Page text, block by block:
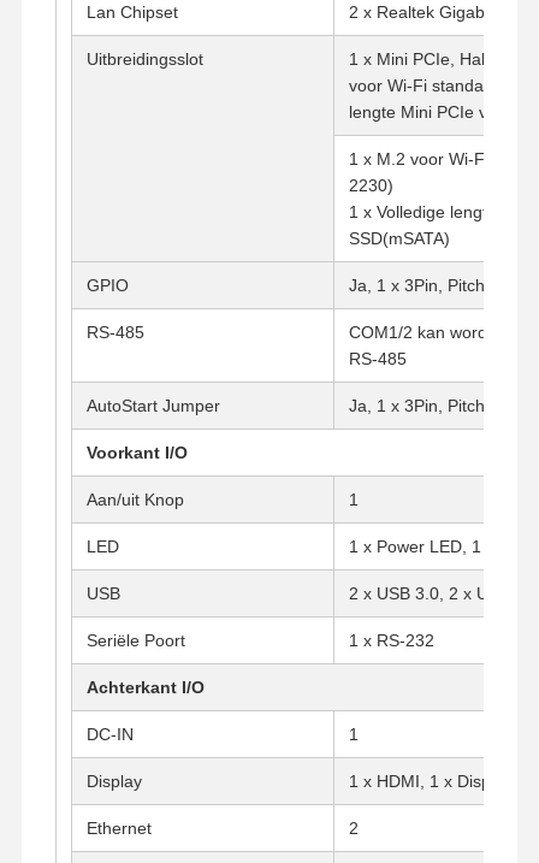
Thuis Producten Over Ons Fabrieksreis
Kwaliteitscont
Role
Contacteer
Praatje Nu
Firewall Mini PC
Lan Chipset 2 x Realtek Gigabit LAN
Uitbreidingsslot
1 x Mini PCIe, Half-
voor Wi-Fi standaard,
lengte Mini PCIe voor 4G
1 x M.2 voor Wi-Fi (E-
2230)
1 x Volledige lengte Mini
SSD(mSATA)
GPIO Ja, 1 x 3Pin, Pitch
RS-485
COM1/2 kan worden
RS-485
AutoStart Jumper Ja, 1 x 3Pin, Pitch
Voorkant I/O
Aan/uit Knop 1
LED 1 x Power LED, 1 x HDD
USB 2 x USB 3.0, 2 x USB 2.0
Seriële Poort 1 x RS-232
Achterkant I/O
DC-IN 1
Display 1 x HDMI, 1 x Display
Ethernet 2